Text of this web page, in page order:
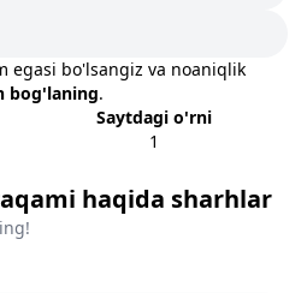
egasi bo'lsangiz va noaniqlik
bog'laning.
Saytdagi o'rni
1
haqida sharhlar